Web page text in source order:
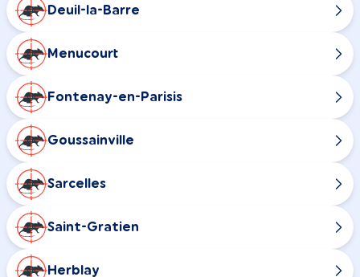
Deuil-la-Barre
Menucourt
Fontenay-en-Parisis
Goussainville
Sarcelles
Saint-Gratien
Herblay